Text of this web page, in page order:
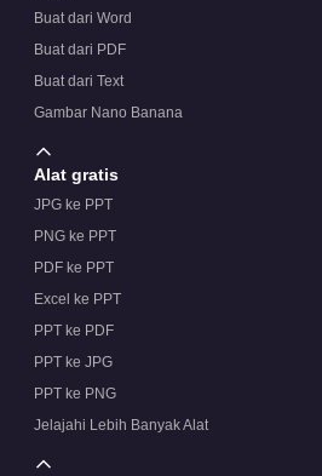
Buat dari Word
Buat dari PDF
Buat dari Text
Gambar Nano Banana
Alat gratis
JPG ke PPT
PNG ke PPT
PDF ke PPT
Excel ke PPT
PPT ke PDF
PPT ke JPG
PPT ke PNG
Jelajahi Lebih Banyak Alat